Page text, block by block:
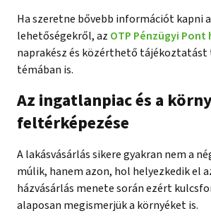
Ha szeretne bővebb információt kapni
lehetőségekről, az OTP Pénzügyi
naprakész és közérthető tájékoztatást
témában is.
Az ingatlanpiac és a
feltérképezése
A lakásvásárlás sikere gyakran nem a
múlik, hanem azon, hol helyezkedik el
házvásárlás menete során ezért
alaposan megismerjük a környéket is.